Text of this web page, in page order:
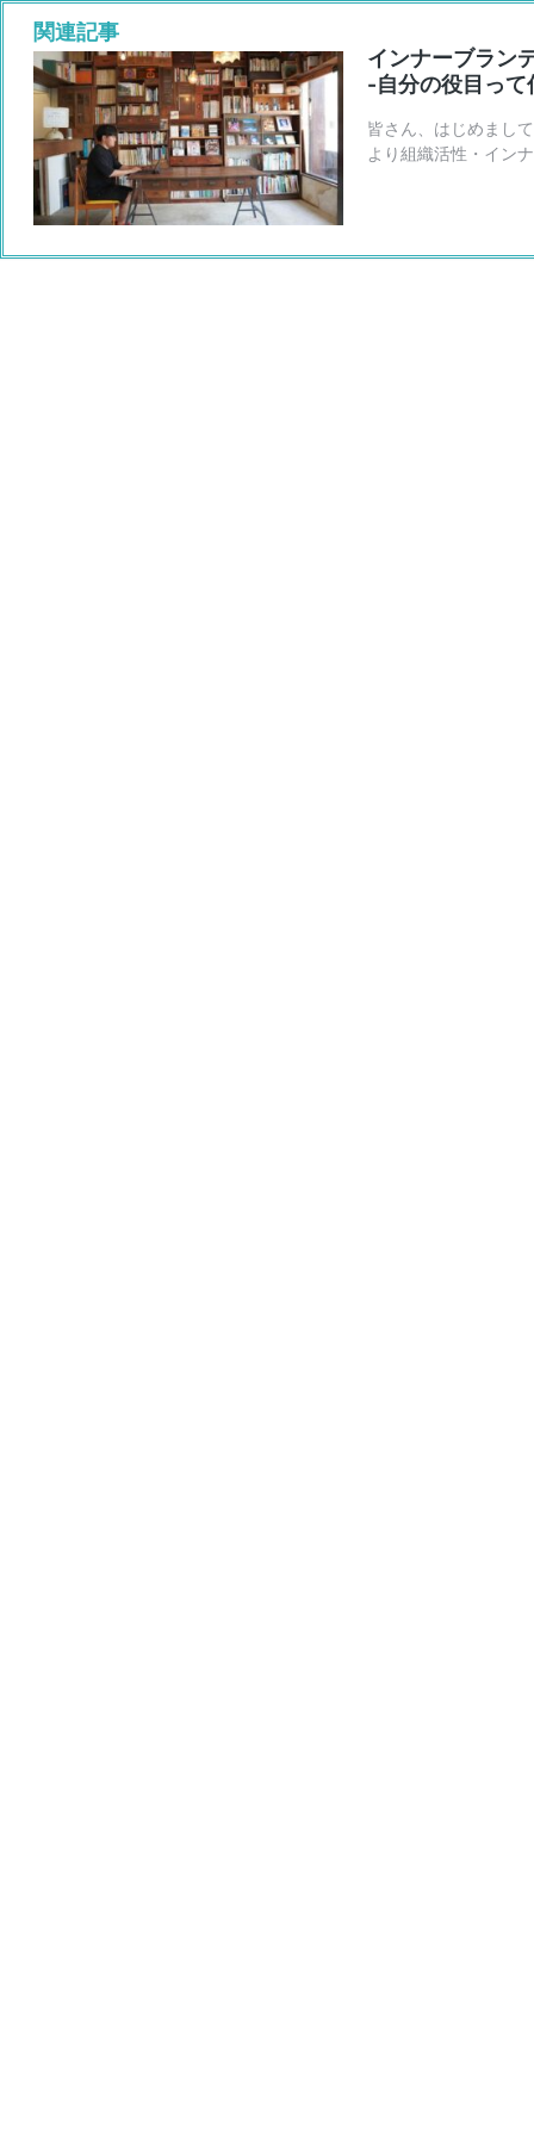
インナーブラン
-自分の役目っ
皆さん、はじめまし
より組織活性・イン